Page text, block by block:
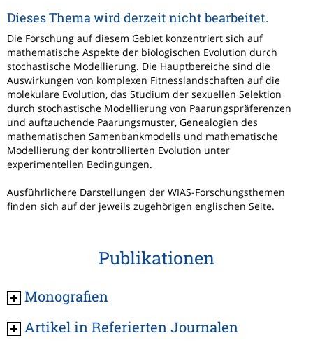
Dieses Thema wird derzeit nicht bearbeitet.
Die Forschung auf diesem Gebiet konzentriert sich auf
mathematische Aspekte der biologischen Evolution durch
stochastische Modellierung. Die Hauptbereiche sind die
Auswirkungen von komplexen Fitnesslandschaften auf die
molekulare Evolution, das Studium der sexuellen Selektion
durch stochastische Modellierung von Paarungspräferenzen
und auftauchende Paarungsmuster, Genealogien des
mathematischen Samenbankmodells und mathematische
Modellierung der kontrollierten Evolution unter
experimentellen Bedingungen.
Ausführlichere Darstellungen der WIAS-Forschungsthemen
finden sich auf der jeweils zugehörigen englischen Seite.
Publikationen
Monografien
Artikel in Referierten Journalen